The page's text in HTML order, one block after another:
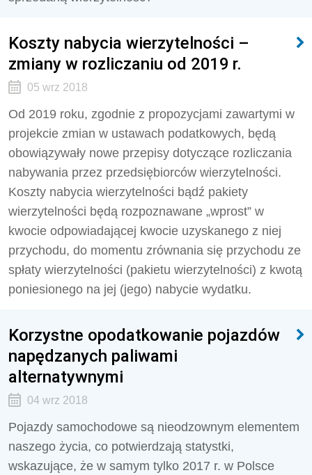
Koszty nabycia wierzytelności –
zmiany w rozliczaniu od 2019 r.
05 wrz 2018
Od 2019 roku, zgodnie z propozycjami zawartymi w
projekcie zmian w ustawach podatkowych, będą
obowiązywały nowe przepisy dotyczące rozliczania
nabywania przez przedsiębiorców wierzytelności.
Koszty nabycia wierzytelności bądź pakiety
wierzytelności będą rozpoznawane „wprost” w
kwocie odpowiadającej kwocie uzyskanego z niej
przychodu, do momentu zrównania się przychodu ze
spłaty wierzytelności (pakietu wierzytelności) z kwotą
poniesionego na jej (jego) nabycie wydatku.
Korzystne opodatkowanie pojazdów
napędzanych paliwami
alternatywnymi
04 wrz 2018
Pojazdy samochodowe są nieodzownym elementem
naszego życia, co potwierdzają statystki,
wskazujące, że w samym tylko 2017 r. w Polsce